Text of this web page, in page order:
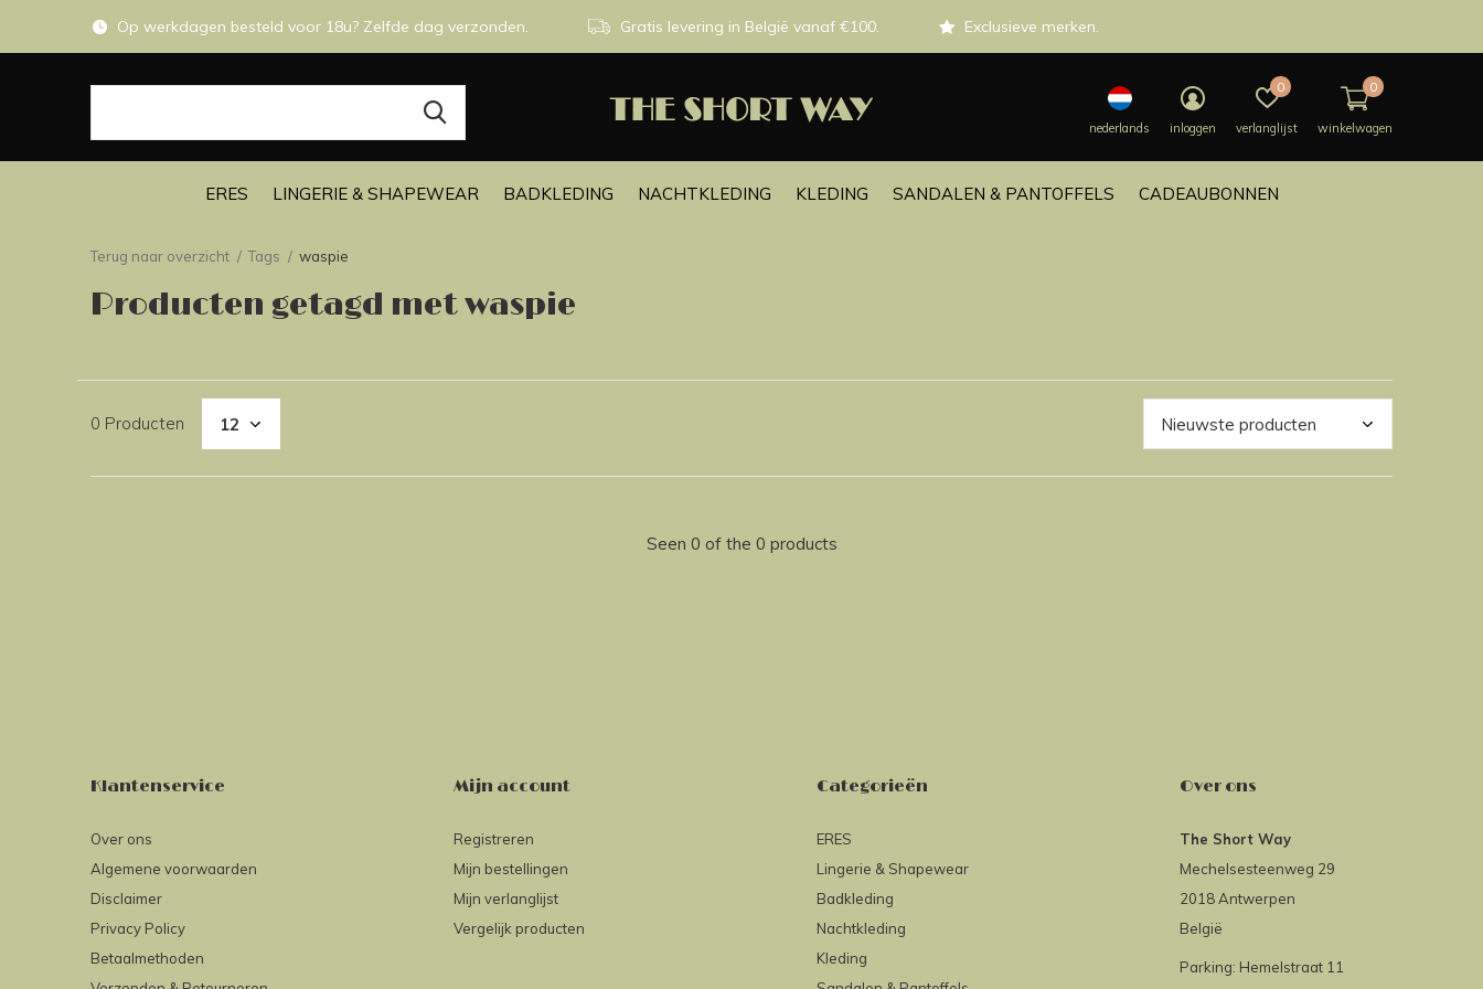
ERES LINGERIE & SHAPEWEAR BADKLEDING NACHTKLEDING KLEDING SANDALEN & PANTOFFELS CADEAUBONNEN
nederlands inloggen verlanglijst
0
winkelwagen
0
Op werkdagen besteld voor 18u? Zelfde dag verzonden. Gratis levering in België vanaf €100. Exclusieve merken.
Terug naar overzicht Tags waspie
Producten getagd met waspie
0 Producten
Seen 0 of the 0 products
Klantenservice
Over ons
Algemene voorwaarden
Disclaimer
Privacy Policy
Betaalmethoden
Mijn account
Registreren
Mijn bestellingen
Mijn verlanglijst
Vergelijk producten
Categorieën
ERES
Lingerie & Shapewear
Badkleding
Nachtkleding
Kleding
Over ons
The Short Way
Mechelsesteenweg 29
2018 Antwerpen
België
Parking: Hemelstraat 11